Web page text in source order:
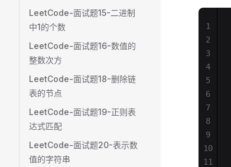
LeetCode-面试题15-二进制
中1的个数
LeetCode-面试题16-数值的
整数次方
LeetCode-面试题18-删除链
表的节点
LeetCode-面试题19-正则表
达式匹配
LeetCode-面试题20-表示数
值的字符串
1
2
3
4
5
6
7
8
9
10
11